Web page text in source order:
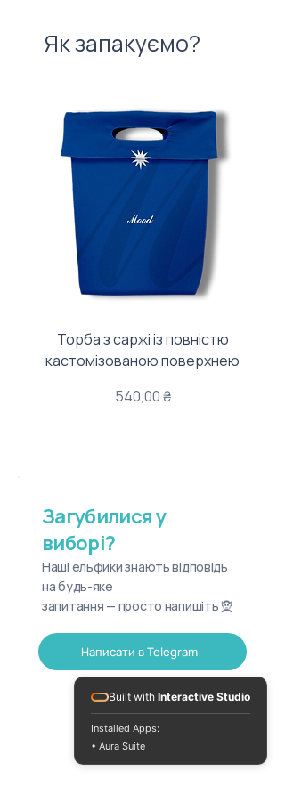
Як запакуємо?
Торба з саржі із повністю
кастомізованою поверхнею
Ціна
540,00 ₴
Загубилися у
виборі?
Наші ельфики знають відповідь
на будь-яке
запитання — просто напишіть 🧝
Написати в Telegram
Built with Interactive Studio
Installed Apps:
• Aura Suite